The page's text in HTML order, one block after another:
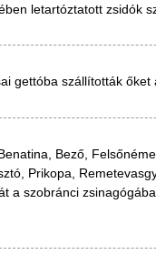
letartóztatott zsidók
gettóba szállították
Bező,
Prikopa,
szobránci